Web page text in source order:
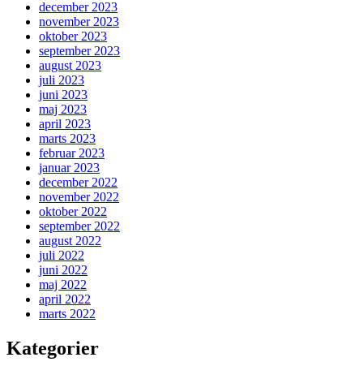
december 2023
november 2023
oktober 2023
september 2023
august 2023
juli 2023
juni 2023
maj 2023
april 2023
marts 2023
februar 2023
januar 2023
december 2022
november 2022
oktober 2022
september 2022
august 2022
juli 2022
juni 2022
maj 2022
april 2022
marts 2022
Kategorier